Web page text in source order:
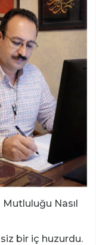
Nasıl
bir iç huzurdu.